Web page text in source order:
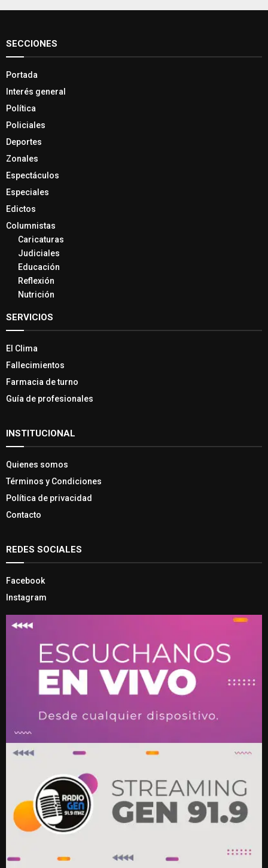
SECCIONES
Portada
Interés general
Política
Policiales
Deportes
Zonales
Espectáculos
Especiales
Edictos
Columnistas
Caricaturas
Judiciales
Educación
Reflexión
Nutrición
SERVICIOS
El Clima
Fallecimientos
Farmacia de turno
Guía de profesionales
INSTITUCIONAL
Quienes somos
Términos y Condiciones
Política de privacidad
Contacto
REDES SOCIALES
Facebook
Instagram